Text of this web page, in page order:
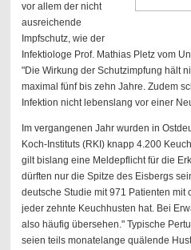
vor allem der nicht
ausreichende
Impfschutz, wie der
Infektiologe Prof. Mathias Pletz vom
"Die Wirkung der Schutzimpfung hält
maximal fünf bis zehn Jahre. Zudem
Infektion nicht lebenslang vor einer
Im vergangenen Jahr wurden in
Koch-Instituts (RKI) knapp 4.200
gilt bislang eine Meldepflicht für die
dürften nur die Spitze des Eisbergs
deutsche Studie mit 971 Patienten mit
jeder zehnte Keuchhusten hat. Bei
also häufig übersehen." Typische
seien teils monatelange quälende